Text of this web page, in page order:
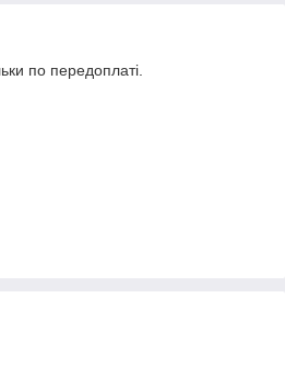
по передоплаті.